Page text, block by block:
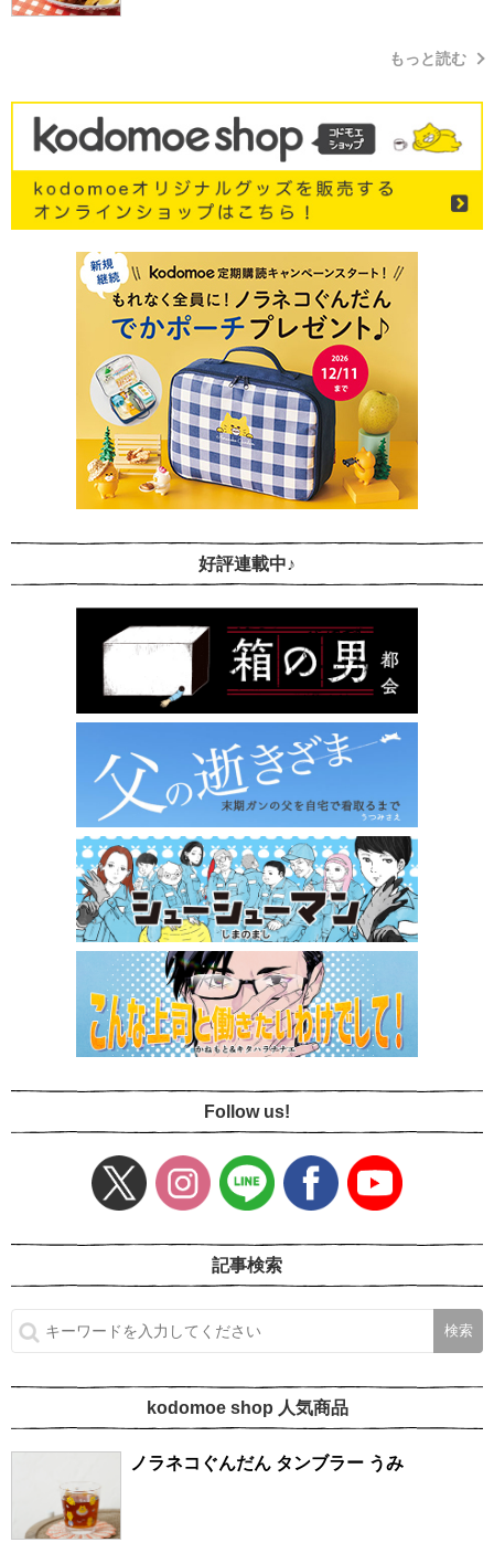
もっと読む
好評連載中♪
Follow us!
記事検索
kodomoe shop 人気商品
ノラネコぐんだん タンブラー うみ